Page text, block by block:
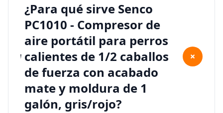
¿Para qué sirve Senco
PC1010 - Compresor de
aire portátil para perros
calientes de 1/2 caballos
de fuerza con acabado
mate y moldura de 1
galón, gris/rojo?
+